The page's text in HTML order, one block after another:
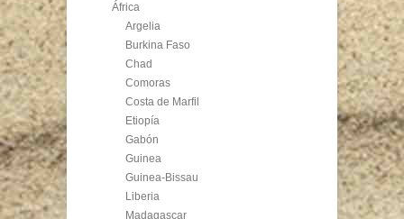
África
Argelia
Burkina Faso
Chad
Comoras
Costa de Marfil
Etiopía
Gabón
Guinea
Guinea-Bissau
Liberia
Madagascar